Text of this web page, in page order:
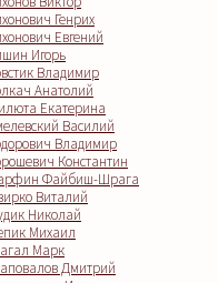
Генрих
Евгений
Игорь
Владимир
Анатолий
Екатерина
Василий
Владимир
Константин
Файбиш-Шрага
Виталий
Николай
Михаил
Марк
Дмитрий